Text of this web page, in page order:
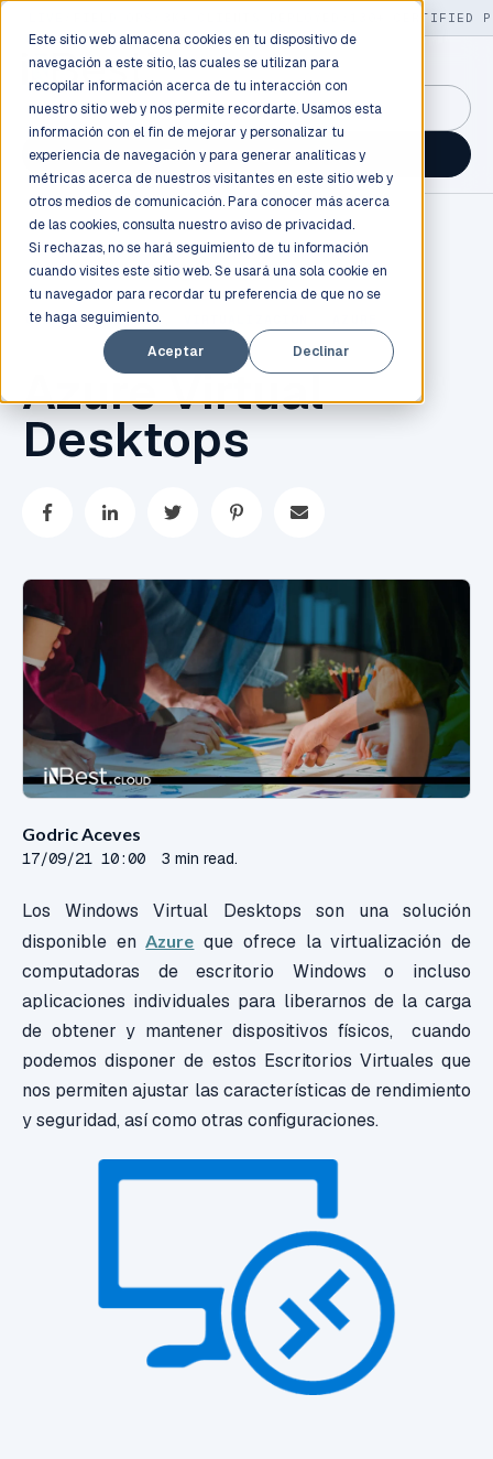
Este sitio web almacena cookies en tu dispositivo de
navegación a este sitio, las cuales se utilizan para
recopilar información acerca de tu interacción con
nuestro sitio web y nos permite recordarte. Usamos esta
información con el fin de mejorar y personalizar tu
experiencia de navegación y para generar analíticas y
métricas acerca de nuestros visitantes en este sitio web y
otros medios de comunicación. Para conocer más acerca
de las cookies, consulta nuestro aviso de privacidad.
Si rechazas, no se hará seguimiento de tu información
cuando visites este sitio web. Se usará una sola cookie en
tu navegador para recordar tu preferencia de que no se
te haga seguimiento.
Aceptar
Declinar
130+ CERTIFIED
GuidancePlex →
Talk to an engineer →
CLOUD COMPUTING
Azure Virtual
Desktops
Godric Aceves
17/09/21 10:00 3 min read.
Los Windows Virtual Desktops son una solución
disponible en Azure que ofrece la virtualización de
computadoras de escritorio Windows o incluso
aplicaciones individuales para liberarnos de la carga
de obtener y mantener dispositivos físicos, cuando
podemos disponer de estos Escritorios Virtuales que
nos permiten ajustar las características de rendimiento
y seguridad, así como otras configuraciones.